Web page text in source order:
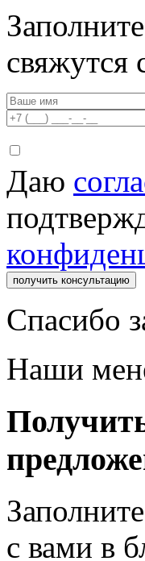
свяжутся
Даю
получить консультацию
Спасибо
Наши
с вами в